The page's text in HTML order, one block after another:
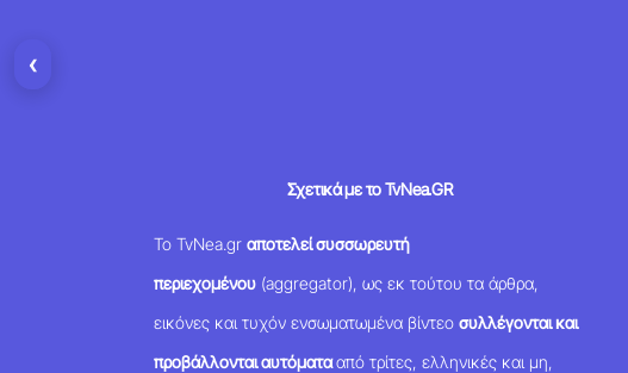
Σχετικά με το TvNea.GR
Το TvNea.grαποτελεί συσσωρευτή
περιεχομένου (aggregator), ως εκ τούτου τα άρθρα,
εικόνες και τυχόν ενσωματωμένα βίντεοσυλλέγονται και
προβάλλονται αυτόματααπό τρίτες, ελληνικές και μη,
‹